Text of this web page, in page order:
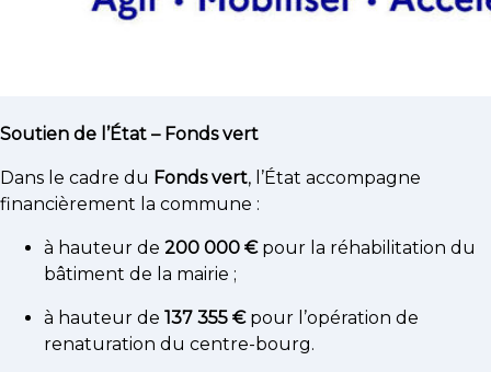
Soutien de l’État – Fonds vert
Dans le cadre du Fonds vert, l’État accompagne
financièrement la commune :
à hauteur de 200 000 €pour la réhabilitation du
bâtiment de la mairie ;
à hauteur de 137 355 €pour l’opération de
renaturation du centre-bourg.